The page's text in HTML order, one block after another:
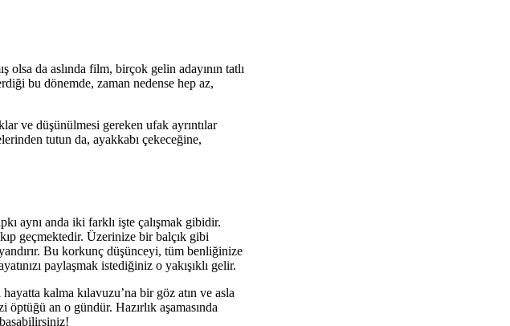
olsa da aslında film, birçok gelin adayının tatlı
bu dönemde, zaman nedense hep az,
ve düşünülmesi gereken ufak ayrıntılar
tutun da, ayakkabı çekeceğine,
aynı anda iki farklı işte çalışmak gibidir.
geçmektedir. Üzerinize bir balçık gibi
Bu korkunç düşünceyi, tüm benliğinize
paylaşmak istediğiniz o yakışıklı gelir.
kalma kılavuzu’na bir göz atın ve asla
an o gündür. Hazırlık aşamasında